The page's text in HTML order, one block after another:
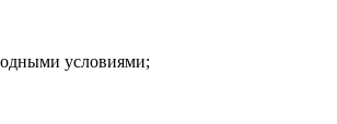
условиями;